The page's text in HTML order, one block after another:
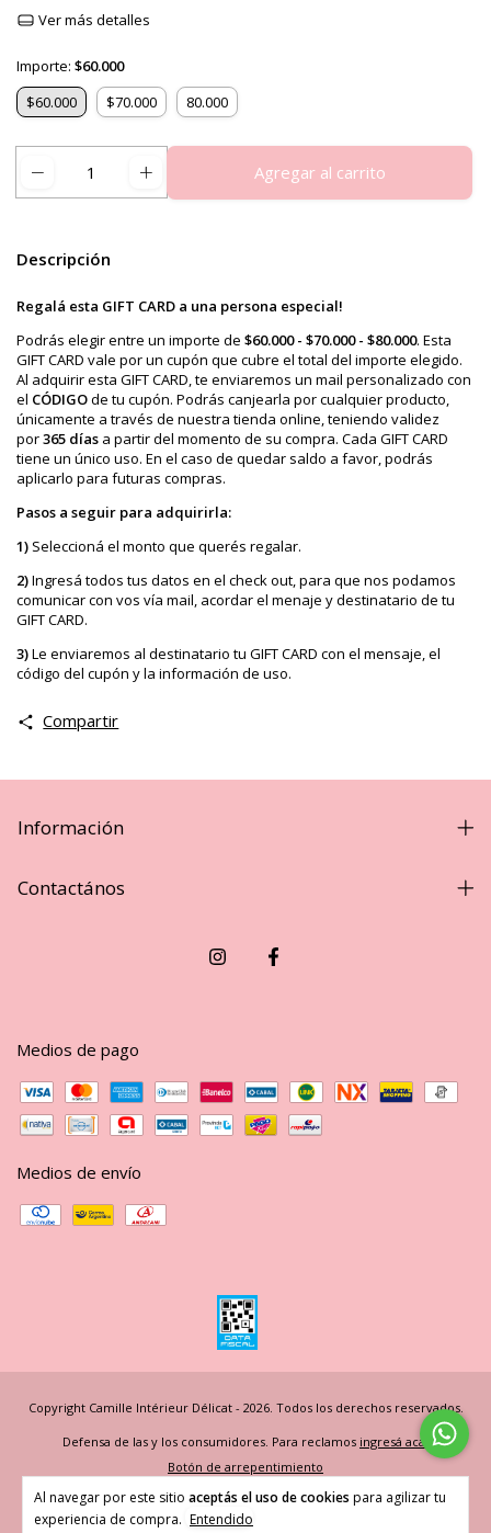
Al navegar por este sitio aceptás el uso de cookies para agilizar tu
experiencia de compra. Entendido
Ver más detalles
Importe: $60.000
$60.000
$70.000 80.000
Descripción
Regalá esta GIFT CARD a una persona especial!
Podrás elegir entre un importe de $60.000 - $70.000 - $80.000. Esta
GIFT CARD vale por un cupón que cubre el total del importe elegido.
Al adquirir esta GIFT CARD, te enviaremos un mail personalizado con
el CÓDIGOde tu cupón. Podrás canjearla por cualquier producto,
únicamente a través de nuestra tienda online, teniendo validez
por365 días a partir del momento de su compra. Cada GIFT CARD
tiene un único uso. En el caso de quedar saldo a favor, podrás
aplicarlo para futuras compras.
Pasos a seguir para adquirirla:
1) Seleccioná el monto que querés regalar.
2)Ingresá todos tus datos en el check out, para que nos podamos
comunicar con vos vía mail, acordar el menaje y destinatario de tu
GIFT CARD.
3)Le enviaremos al destinatario tu GIFT CARD con el mensaje, el
código del cupón y la información de uso.
Compartir
Información
Contactános
Medios de pago
Medios de envío
Copyright Camille Intérieur Délicat - 2026. Todos los derechos reservados.
Defensa de las y los consumidores. Para reclamos ingresá acá.
Botón de arrepentimiento